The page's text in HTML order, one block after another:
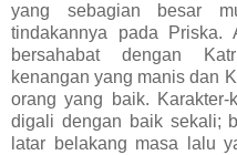
yang sebagian besar
tindakannya pada Priska.
bersahabat dengan
kenangan yang manis dan
orang yang baik.
digali dengan baik sekali;
latar belakang masa lalu